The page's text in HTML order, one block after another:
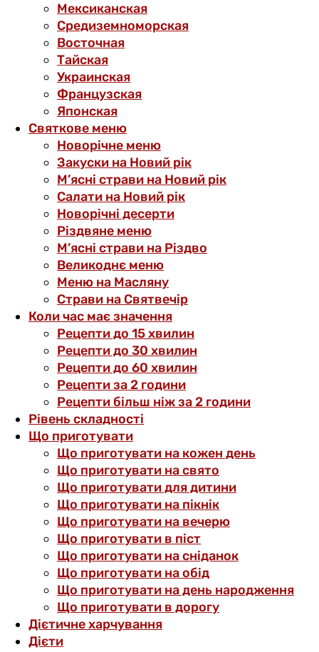
Мексиканская
Средиземноморская
Восточная
Тайская
Украинская
Французская
Японская
Святкове меню
Новорічне меню
Закуски на Новий рік
М’ясні страви на Новий рік
Салати на Новий рік
Новорічні десерти
Різдвяне меню
М’ясні страви на Різдво
Великоднє меню
Меню на Масляну
Страви на Святвечір
Коли час має значення
Рецепти до 15 хвилин
Рецепти до 30 хвилин
Рецепти до 60 хвилин
Рецепти за 2 години
Рецепти більш ніж за 2 години
Рівень складності
Що приготувати
Що приготувати на кожен день
Що приготувати на свято
Що приготувати для дитини
Що приготувати на пікнік
Що приготувати на вечерю
Що приготувати в піст
Що приготувати на сніданок
Що приготувати на обід
Що приготувати на день народження
Що приготувати в дорогу
Дієтичне харчування
Дієти